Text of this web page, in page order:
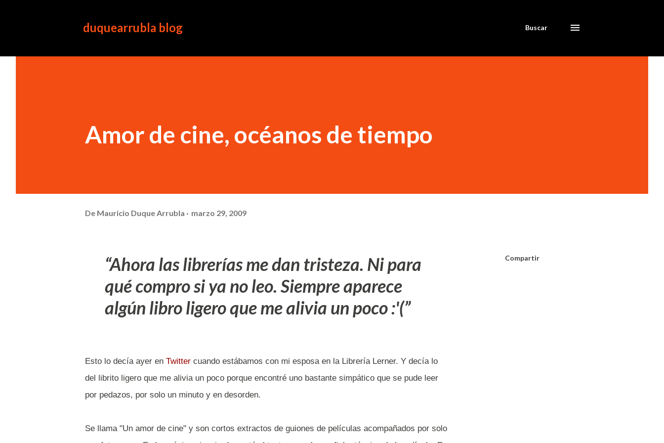
duquearrubla blog Buscar
Amor de cine, océanos de tiempo
De Mauricio Duque Arrubla marzo 29, 2009
Ahora las librerías me dan tristeza. Ni para
qué compro si ya no leo. Siempre aparece
algún libro ligero que me alivia un poco :'(
Esto lo decía ayer en Twitter cuando estábamos con mi esposa en la Librería Lerner. Y decía lo
del librito ligero que me alivia un poco porque encontré uno bastante simpático que se pude leer
por pedazos, por solo un minuto y en desorden.
Se llama "Un amor de cine" y son cortos extractos de guiones de películas acompañados por solo
Compartir